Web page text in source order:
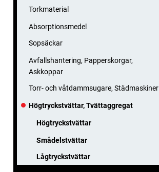
Torkmaterial
Absorptionsmedel
Sopsäckar
Avfallshantering, Papperskorgar,
Askkoppar
Torr- och våtdammsugare, Städmaskiner
Högtryckstvättar, Tvättaggregat
Högtryckstvättar
Smådelstvättar
Lågtryckstvättar